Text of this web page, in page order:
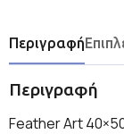
Περιγραφή
Περιγραφή
Feather Art